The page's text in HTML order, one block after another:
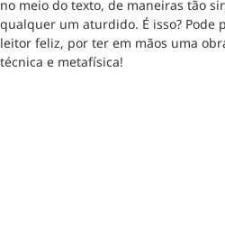
no meio do texto, de maneiras tão
qualquer um aturdido. É isso? Pode
leitor feliz, por ter em mãos uma
técnica e metafísica!